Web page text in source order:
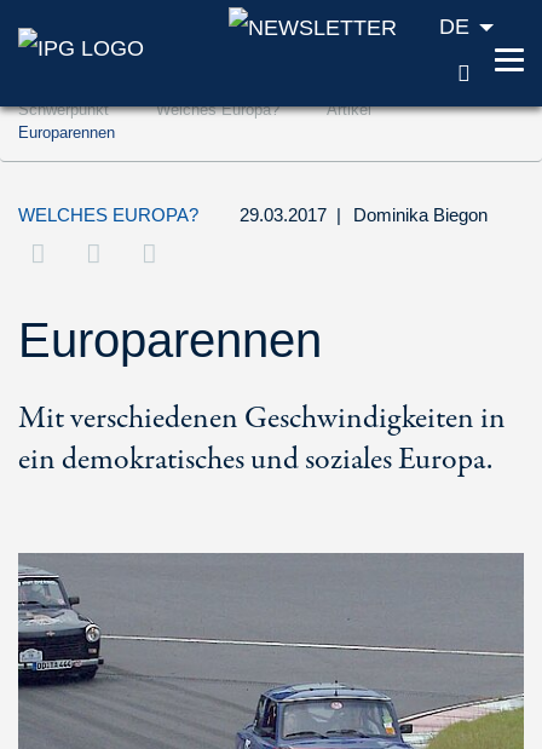
Zum Inhalt springen (Accesskey '1')
Zur Suche springen (Accesskey '2')
DE
Schwerpunkt Welches Europa?
Artikel
Europarennen
WELCHES EUROPA? 29.03.2017 | Dominika Biegon
Europarennen
Mit verschiedenen Geschwindigkeiten in
ein demokratisches und soziales Europa.